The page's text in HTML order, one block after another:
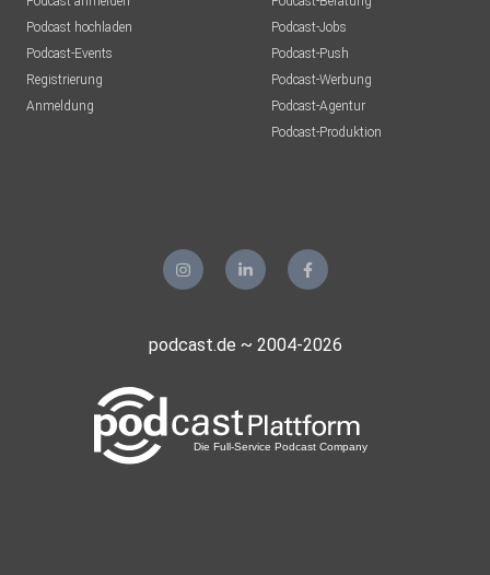
Podcast hochladen
Podcast-Events
Registrierung
Anmeldung
Podcast-Jobs
Podcast-Push
Podcast-Werbung
Podcast-Agentur
Podcast-Produktion
podcast.de ~ 2004-2026